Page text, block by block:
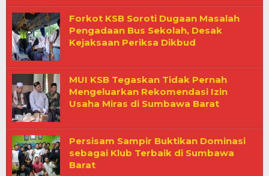
Forkot KSB Soroti Dugaan Masalah
Pengadaan Bus Sekolah, Desak
Kejaksaan Periksa Dikbud
MUI KSB Tegaskan Tidak Pernah
Mengeluarkan Rekomendasi Izin
Usaha Miras di Sumbawa Barat
Persisam Sampir Buktikan Dominasi
sebagai Klub Terbaik di Sumbawa
Barat